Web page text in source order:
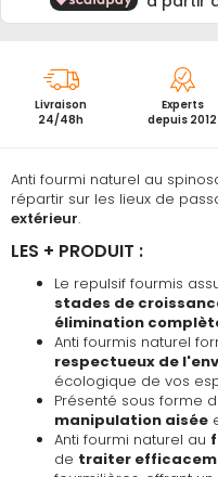
Anti fourmi naturel au
répartir sur les lieux de
extérieur.
LES + PRODUIT :
Le repulsif fourmis
stades de
élimination
Anti fourmis naturel
respectueux de
écologique de vos
Présenté sous forme
manipulation aisée
Anti fourmi naturel au
de traiter
Livraison
24/48h
Experts
depuis 2012